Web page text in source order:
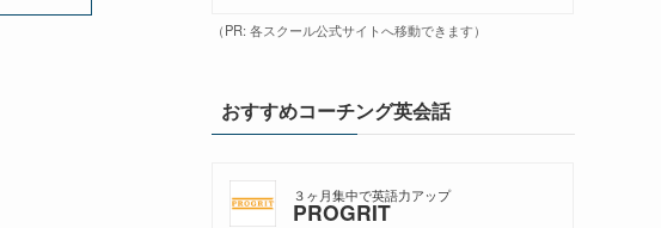
（PR: 各スクール公式サイトへ移動できます）
おすすめコーチング英会話
３ヶ月集中で英語力アップ
PROGRIT